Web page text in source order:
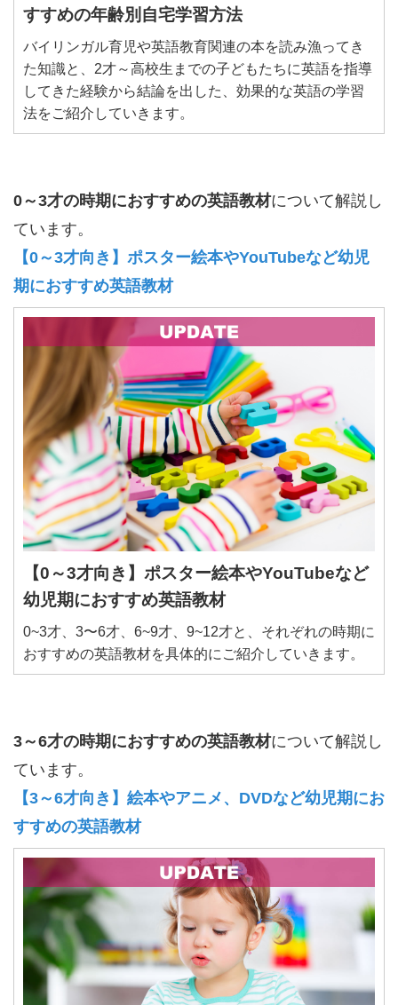
すすめの年齢別自宅学習方法
バイリンガル育児や英語教育関連の本を読み漁ってき
た知識と、2才～高校生までの子どもたちに英語を指導
してきた経験から結論を出した、効果的な英語の学習
法をご紹介していきます。
0～3才の時期におすすめの英語教材について解説し
ています。
【0～3才向き】ポスター絵本やYouTubeなど幼児
期におすすめ英語教材
【0～3才向き】ポスター絵本やYouTubeなど
幼児期におすすめ英語教材
0~3才、3〜6才、6~9才、9~12才と、それぞれの時期に
おすすめの英語教材を具体的にご紹介していきます。
3～6才の時期におすすめの英語教材について解説し
ています。
【3～6才向き】絵本やアニメ、DVDなど幼児期にお
すすめの英語教材